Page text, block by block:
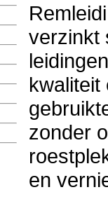
verzinkt
kwaliteit
zonder
en